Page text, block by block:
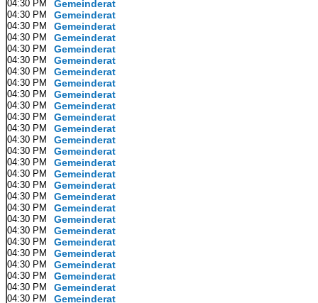
04:30 PM Gemeinderat
04:30 PM Gemeinderat
04:30 PM Gemeinderat
04:30 PM Gemeinderat
04:30 PM Gemeinderat
04:30 PM Gemeinderat
04:30 PM Gemeinderat
04:30 PM Gemeinderat
04:30 PM Gemeinderat
04:30 PM Gemeinderat
04:30 PM Gemeinderat
04:30 PM Gemeinderat
04:30 PM Gemeinderat
04:30 PM Gemeinderat
04:30 PM Gemeinderat
04:30 PM Gemeinderat
04:30 PM Gemeinderat
04:30 PM Gemeinderat
04:30 PM Gemeinderat
04:30 PM Gemeinderat
04:30 PM Gemeinderat
04:30 PM Gemeinderat
04:30 PM Gemeinderat
04:30 PM Gemeinderat
04:30 PM Gemeinderat
04:30 PM Gemeinderat
04:30 PM Gemeinderat